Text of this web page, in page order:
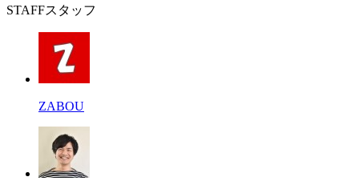
STAFFスタッフ
ZABOU